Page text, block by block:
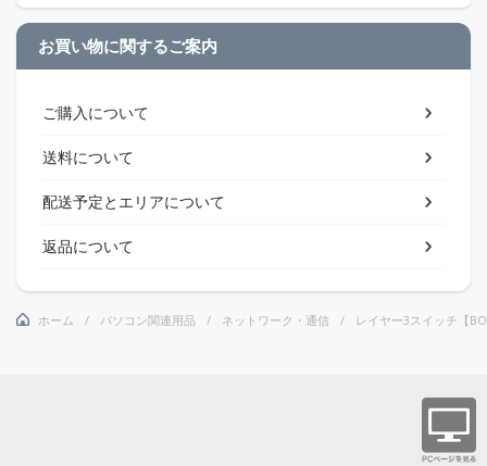
お買い物に関するご案内
ご購入について
送料について
配送予定とエリアについて
返品について
ホーム パソコン関連用品 ネットワーク・通信 レイヤー3スイッチ【